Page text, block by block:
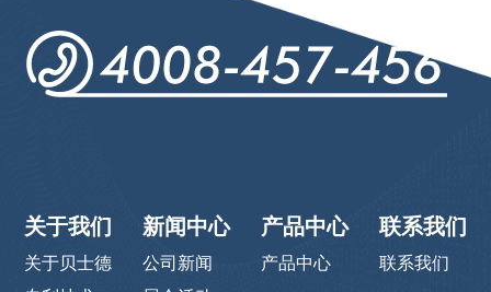
关于我们
关于贝士德
新闻中心
公司新闻
产品中心
产品中心
联系我们
联系我们